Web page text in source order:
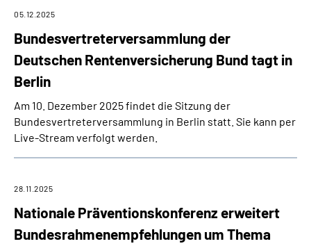
Bundesvertreterversammlung der
Deutschen Rentenversicherung Bund tagt in
Berlin
05.12.2025
Am 10. Dezember 2025 findet die Sitzung der
Bundesvertreterversammlung in Berlin statt. Sie kann per
Live-Stream verfolgt werden.
Nationale Präventionskonferenz erweitert
Bundesrahmenempfehlungen um Thema
28.11.2025